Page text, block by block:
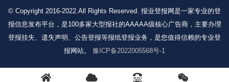
© Copyright 2016-2022.All Rights Reserved. 报业登报网是一家专业的登
报信息发布平台，是100多家大型报社的AAAAA级核心广告商，主要办理
登报挂失、遗失声明、公告登报等报纸登报业务，是您值得信赖的专业登
报网站。 豫ICP备2022005568号-1